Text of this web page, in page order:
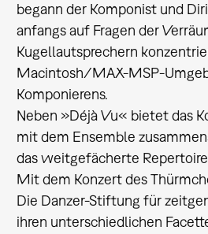
begann der Komponist und
anfangs auf Fragen der
Kugellautsprechern
Macintosh/MAX-MSP-
Komponierens.
Neben »Déjà Vu« bietet das
mit dem Ensemble
das weitgefächerte
Mit dem Konzert des
Die Danzer-Stiftung für
ihren unterschiedlichen